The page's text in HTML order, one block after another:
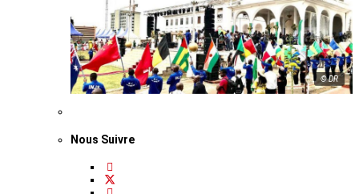
© DR
Nous Suivre